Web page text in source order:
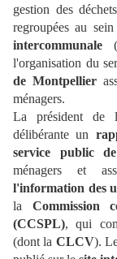
gestion des
regroupées au
intercommunale (
l'organisation du
de Montpellier
ménagers.
La président de
délibérante un
service public
ménagers et
l'information des
la Commission
(CCSPL), qui
(dont la CLCV).